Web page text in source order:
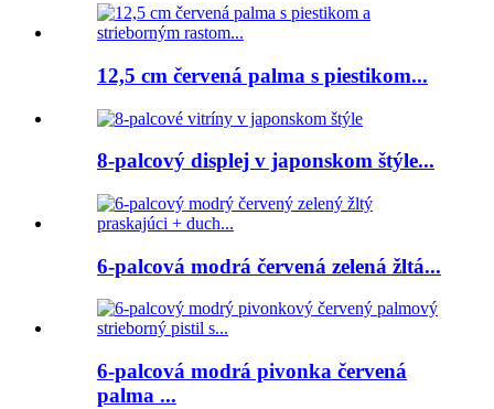
12,5 cm červená palma s piestikom...
8-palcový displej v japonskom štýle...
6-palcová modrá červená zelená žltá...
6-palcová modrá pivonka červená
palma ...